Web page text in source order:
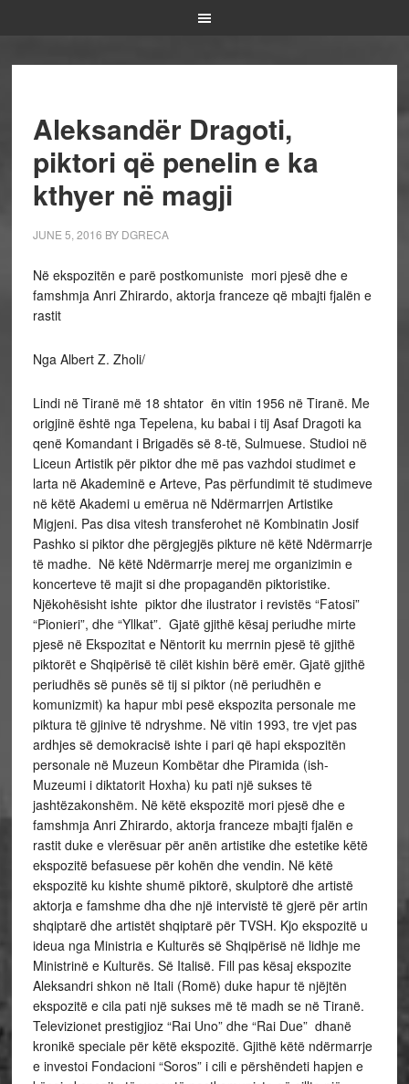
Aleksandër Dragoti,
piktori që penelin e ka
kthyer në magji
JUNE 5, 2016 BY DGRECA
Në ekspozitën e parë postkomuniste mori pjesë dhe e
famshmja Anri Zhirardo, aktorja franceze që mbajti fjalën e
rastit
Nga Albert Z. Zholi/
Lindi në Tiranë më 18 shtator ën vitin 1956 në Tiranë. Me
origjinë është nga Tepelena, ku babai i tij Asaf Dragoti ka
qenë Komandant i Brigadës së 8-të, Sulmuese. Studioi në
Liceun Artistik për piktor dhe më pas vazhdoi studimet e
larta në Akademinë e Arteve, Pas përfundimit të studimeve
në këtë Akademi u emërua në Ndërmarrjen Artistike
Migjeni. Pas disa vitesh transferohet në Kombinatin Josif
Pashko si piktor dhe përgjegjës pikture në këtë Ndërmarrje
të madhe. Në këtë Ndërmarrje merej me organizimin e
koncerteve të majit si dhe propagandën piktoristike.
Njëkohësisht ishte piktor dhe ilustrator i revistës “Fatosi”
“Pionieri”, dhe “Yllkat”. Gjatë gjithë kësaj periudhe mirte
pjesë në Ekspozitat e Nëntorit ku merrnin pjesë të gjithë
piktorët e Shqipërisë të cilët kishin bërë emër. Gjatë gjithë
periudhës së punës së tij si piktor (në periudhën e
komunizmit) ka hapur mbi pesë ekspozita personale me
piktura të gjinive të ndryshme. Në vitin 1993, tre vjet pas
ardhjes së demokracisë ishte i pari që hapi ekspozitën
personale në Muzeun Kombëtar dhe Piramida (ish-
Muzeumi i diktatorit Hoxha) ku pati një sukses të
jashtëzakonshëm. Në këtë ekspozitë mori pjesë dhe e
famshmja Anri Zhirardo, aktorja franceze mbajti fjalën e
rastit duke e vlerësuar për anën artistike dhe estetike këtë
ekspozitë befasuese për kohën dhe vendin. Në këtë
ekspozitë ku kishte shumë piktorë, skulptorë dhe artistë
aktorja e famshme dha dhe një intervistë të gjerë për artin
shqiptarë dhe artistët shqiptarë për TVSH. Kjo ekspozitë u
ideua nga Ministria e Kulturës së Shqipërisë në lidhje me
Ministrinë e Kulturës. Së Italisë. Fill pas kësaj ekspozite
Aleksandri shkon në Itali (Romë) duke hapur të njëjtën
ekspozitë e cila pati një sukses më të madh se në Tiranë.
Televizionet prestigjioz “Rai Uno” dhe “Rai Due” dhanë
kronikë speciale për këtë ekspozitë. Gjithë këtë ndërmarrje
e investoi Fondacioni “Soros” i cili e përshëndeti hapjen e